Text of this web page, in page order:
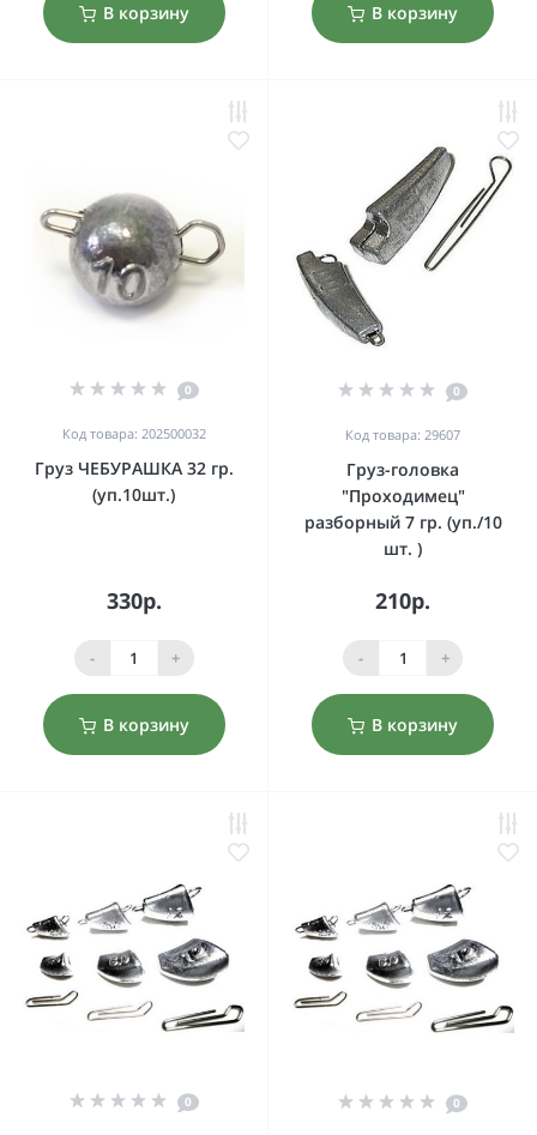
В корзину В корзину
0
Код товара: 202500032
Груз ЧЕБУРАШКА 32 гр.
(уп.10шт.)
330р.
- +
В корзину
0
Код товара: 29607
Груз-головка
"Проходимец"
разборный 7 гр. (уп./10
шт. )
210р.
- +
В корзину
0 0